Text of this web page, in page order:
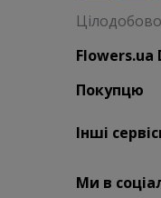
Flowers.ua
Покупцю
Інші
Ми в